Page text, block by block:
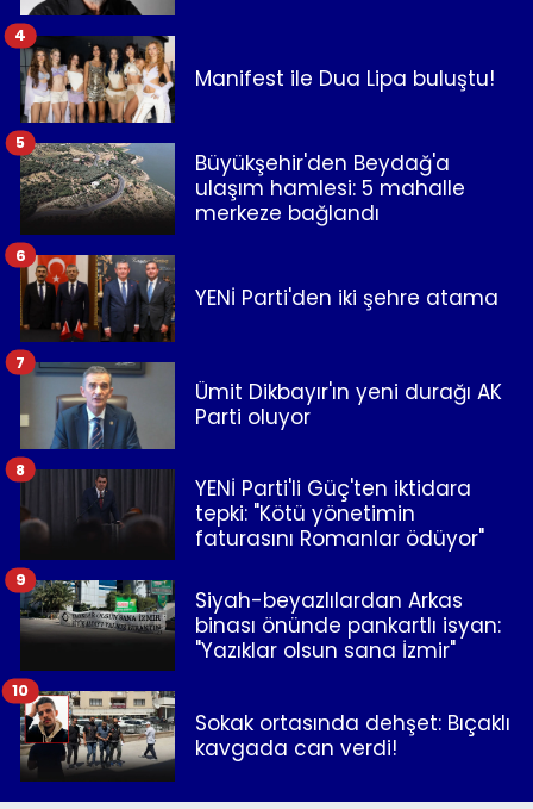
Manifest ile Dua Lipa buluştu!
4
Büyükşehir'den Beydağ'a
ulaşım hamlesi: 5 mahalle
merkeze bağlandı
5
YENİ Parti'den iki şehre atama
6
Ümit Dikbayır'ın yeni durağı AK
Parti oluyor
7
YENİ Parti'li Güç'ten iktidara
tepki: "Kötü yönetimin
faturasını Romanlar ödüyor"
8
Siyah-beyazlılardan Arkas
binası önünde pankartlı isyan:
"Yazıklar olsun sana İzmir"
9
Sokak ortasında dehşet: Bıçaklı
kavgada can verdi!
10